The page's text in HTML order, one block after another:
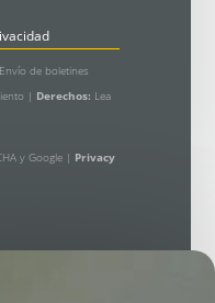
Envío de boletines
| Derechos: Lea
y Google | Privacy